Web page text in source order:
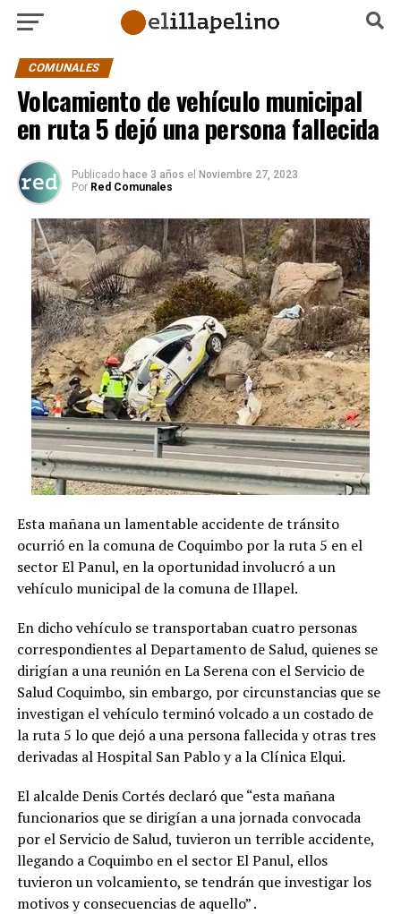
COMUNALES
Volcamiento de vehículo municipal
en ruta 5 dejó una persona fallecida
Publicado hace 3 años el Noviembre 27, 2023
Por Red Comunales
Esta mañana un lamentable accidente de tránsito
ocurrió en la comuna de Coquimbo por la ruta 5 en el
sector El Panul, en la oportunidad involucró a un
vehículo municipal de la comuna de Illapel.
En dicho vehículo se transportaban cuatro personas
correspondientes al Departamento de Salud, quienes se
dirigían a una reunión en La Serena con el Servicio de
Salud Coquimbo, sin embargo, por circunstancias que se
investigan el vehículo terminó volcado a un costado de
la ruta 5 lo que dejó a una persona fallecida y otras tres
derivadas al Hospital San Pablo y a la Clínica Elqui.
El alcalde Denis Cortés declaró que “esta mañana
funcionarios que se dirigían a una jornada convocada
por el Servicio de Salud, tuvieron un terrible accidente,
llegando a Coquimbo en el sector El Panul, ellos
tuvieron un volcamiento, se tendrán que investigar los
motivos y consecuencias de aquello” .